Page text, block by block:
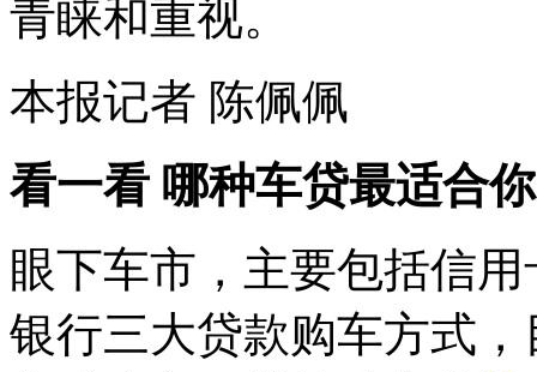
青睐和重视。
本报记者 陈佩佩
看一看 哪种车贷最适合你
眼下车市，主要包括信
银行三大贷款购车方式